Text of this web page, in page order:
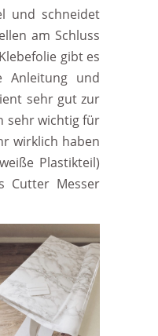
und schneidet
am Schluss
gibt es
Anleitung und
sehr gut zur
sehr wichtig für
wirklich haben
Plastikteil)
Cutter Messer